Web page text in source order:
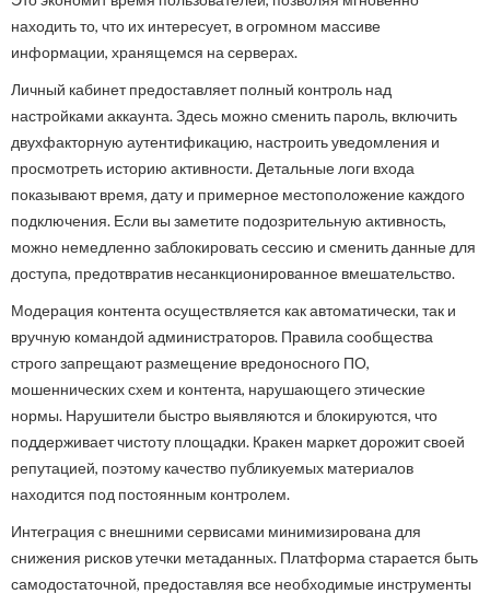
находить то, что их интересует, в огромном массиве
информации, хранящемся на серверах.
Личный кабинет предоставляет полный контроль над
настройками аккаунта. Здесь можно сменить пароль, включить
двухфакторную аутентификацию, настроить уведомления и
просмотреть историю активности. Детальные логи входа
показывают время, дату и примерное местоположение каждого
подключения. Если вы заметите подозрительную активность,
можно немедленно заблокировать сессию и сменить данные для
доступа, предотвратив несанкционированное вмешательство.
Модерация контента осуществляется как автоматически, так и
вручную командой администраторов. Правила сообщества
строго запрещают размещение вредоносного ПО,
мошеннических схем и контента, нарушающего этические
нормы. Нарушители быстро выявляются и блокируются, что
поддерживает чистоту площадки. Кракен маркет дорожит своей
репутацией, поэтому качество публикуемых материалов
находится под постоянным контролем.
Интеграция с внешними сервисами минимизирована для
снижения рисков утечки метаданных. Платформа старается быть
самодостаточной, предоставляя все необходимые инструменты